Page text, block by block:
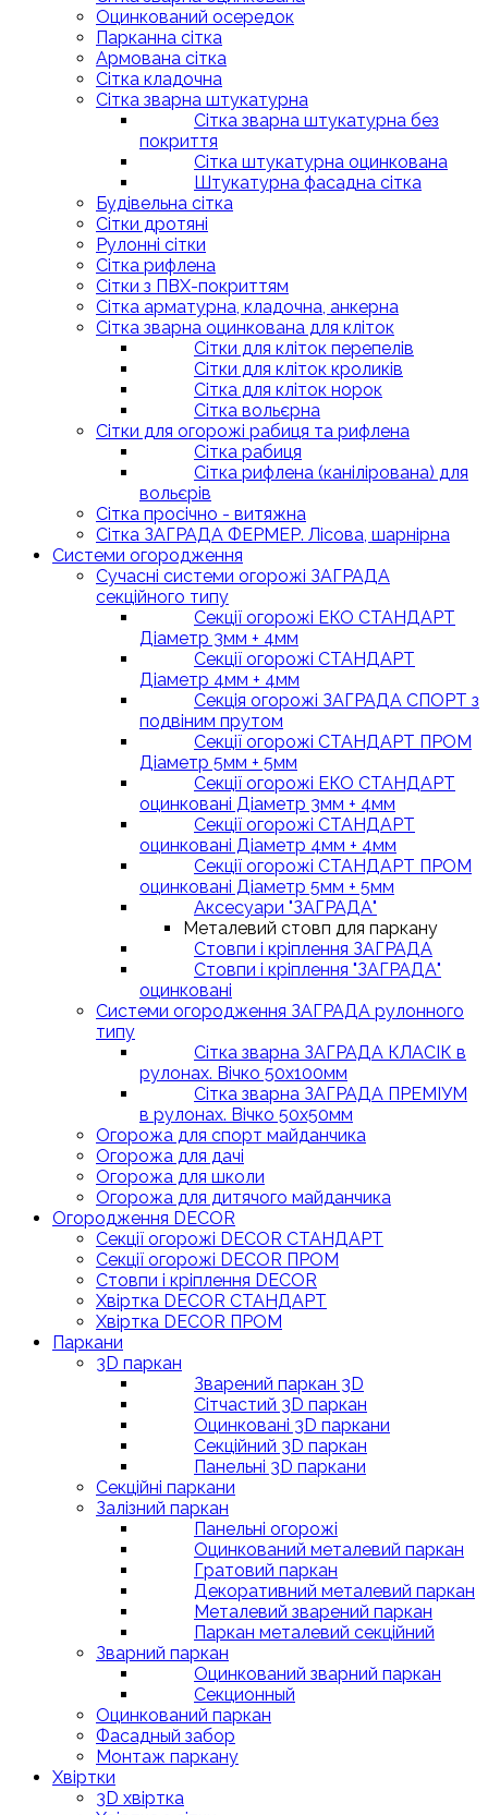
Оцинкований осередок
Парканна сітка
Армована сітка
Cітка кладочна
Сітка зварна штукатурна
Сітка зварна штукатурна без
покриття
Сітка штукатурна оцинкована
Штукатурна фасадна сітка
Будівельна сітка
Сітки дротяні
Рулонні сітки
Сітка рифлена
Сітки з ПВХ-покриттям
Сітка арматурна, кладочна, анкерна
Сітка зварна оцинкована для кліток
Сітки для кліток перепелів
Сітки для кліток кроликів
Сітка для кліток норок
Сітка вольєрна
Сітки для огорожі рабиця та рифлена
Сітка рабиця
Сітка рифлена (канілірована) для
вольєрів
Сітка просічно - витяжна
Сітка ЗАГРАДА ФЕРМЕР. Лісова, шарнірна
Системи огородження
Сучасні системи огорожі ЗАГРАДА
секційного типу
Секції огорожі ЕКО СТАНДАРТ
Діаметр 3мм + 4мм
Секції огорожі СТАНДАРТ
Діаметр 4мм + 4мм
Секція огорожі ЗАГРАДА СПОРТ з
подвіним прутом
Секції огорожі СТАНДАРТ ПРОМ
Діаметр 5мм + 5мм
Секції огорожі ЕКО СТАНДАРТ
оцинковані Діаметр 3мм + 4мм
Секції огорожі СТАНДАРТ
оцинковані Діаметр 4мм + 4мм
Секції огорожі СТАНДАРТ ПРОМ
оцинковані Діаметр 5мм + 5мм
Аксесуари "ЗАГРАДА"
Металевий стовп для паркану
Стовпи і кріплення ЗАГРАДА
Стовпи і кріплення "ЗАГРАДА"
оцинковані
Системи огородження ЗАГРАДА рулонного
типу
Сітка зварна ЗАГРАДА КЛАСІК в
рулонах. Вічко 50х100мм
Сітка зварна ЗАГРАДА ПРЕМІУМ
в рулонах. Вічко 50х50мм
Огорожа для спорт майданчика
Огорожа для дачі
Огорожа для школи
Огорожа для дитячого майданчика
Огородження DECOR
Секції огорожі DECOR СТАНДАРТ
Секції огорожі DECOR ПРОМ
Стовпи і кріплення DECOR
Хвіртка DECOR СТАНДАРТ
Хвіртка DECOR ПРОМ
Паркани
3D паркан
Зварений паркан 3D
Сітчастий 3D паркан
Оцинковані 3D паркани
Секційний 3D паркан
Панельні 3D паркани
Секційні паркани
Залізний паркан
Панельні огорожі
Оцинкований металевий паркан
Гратовий паркан
Декоративний металевий паркан
Металевий зварений паркан
Паркан металевий секційний
Зварний паркан
Оцинкований зварний паркан
Секционный
Оцинкований паркан
Фасадный забор
Монтаж паркану
Хвіртки
3D хвіртка